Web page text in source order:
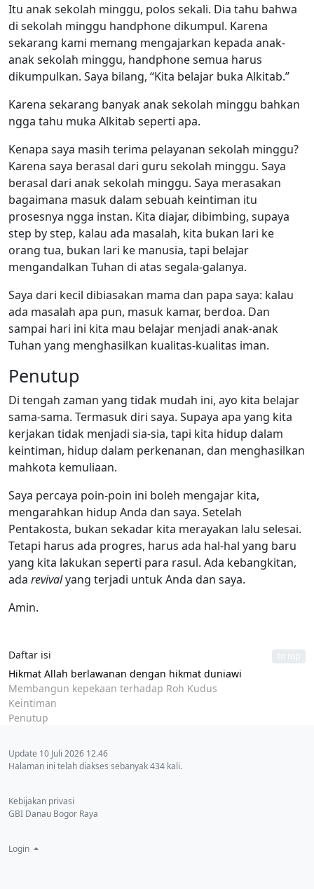
Itu anak sekolah minggu, polos sekali. Dia tahu bahwa
di sekolah minggu handphone dikumpul. Karena
sekarang kami memang mengajarkan kepada anak-
anak sekolah minggu, handphone semua harus
dikumpulkan. Saya bilang, “Kita belajar buka Alkitab.”
Karena sekarang banyak anak sekolah minggu bahkan
ngga tahu muka Alkitab seperti apa.
Kenapa saya masih terima pelayanan sekolah minggu?
Karena saya berasal dari guru sekolah minggu. Saya
berasal dari anak sekolah minggu. Saya merasakan
bagaimana masuk dalam sebuah keintiman itu
prosesnya ngga instan. Kita diajar, dibimbing, supaya
step by step, kalau ada masalah, kita bukan lari ke
orang tua, bukan lari ke manusia, tapi belajar
mengandalkan Tuhan di atas segala-galanya.
Saya dari kecil dibiasakan mama dan papa saya: kalau
ada masalah apa pun, masuk kamar, berdoa. Dan
sampai hari ini kita mau belajar menjadi anak-anak
Tuhan yang menghasilkan kualitas-kualitas iman.
Penutup
Di tengah zaman yang tidak mudah ini, ayo kita belajar
sama-sama. Termasuk diri saya. Supaya apa yang kita
kerjakan tidak menjadi sia-sia, tapi kita hidup dalam
keintiman, hidup dalam perkenanan, dan menghasilkan
mahkota kemuliaan.
Saya percaya poin-poin ini boleh mengajar kita,
mengarahkan hidup Anda dan saya. Setelah
Pentakosta, bukan sekadar kita merayakan lalu selesai.
Tetapi harus ada progres, harus ada hal-hal yang baru
yang kita lakukan seperti para rasul. Ada kebangkitan,
ada revivalyang terjadi untuk Anda dan saya.
Amin.
Daftar isi
Hikmat Allah berlawanan dengan hikmat duniawi
Membangun kepekaan terhadap Roh Kudus
Keintiman
Penutup
Update 10 Juli 2026 12.46
Halaman ini telah diakses sebanyak 434 kali.
Kebijakan privasi
GBI Danau Bogor Raya
Login